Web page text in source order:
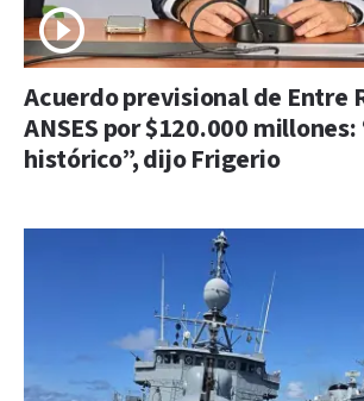
Acuerdo previsional de Entre
ANSES por $120.000 millones:
histórico”, dijo Frigerio